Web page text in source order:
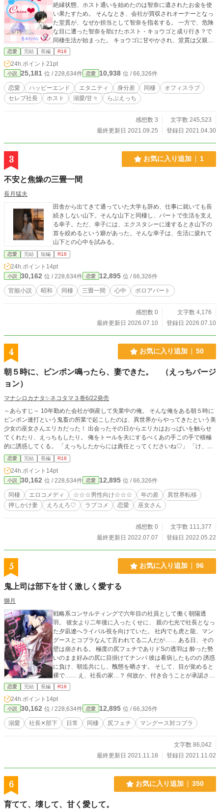
絶縁状態、ホスト通いを始めたのは智奈に遺されたお金を使
い果たすため。 そんなとき、会社が買収されオーナーとなっ
た堂貫が、なぜか担当として智奈を指名する。 一方で、危険
な目に遭った智奈を助けたホスト・キョウゴと成り行き？で
同棲生活が始まった。 キョウゴに甘やかされ、堂貫は父親の
ことで何かと世話を焼き、智奈の傷心も癒やされていく。 た
だ、”二人”と出会ったのは偶然ではなく… key：現代恋愛、裏
社会、身分差、秘密、三角関係、溺愛、甘め、らぶえっち、
オフィスラブ、スパダリ Illustration：錦木さま
恋愛 完結 長編 R18
24h.ポイント 21pt
小説 25,181 位 / 228,634件 恋愛 10,938 位 / 66,326件
恋愛 ハッピーエンド エタニティ 身分差 同棲
オフィスラブ
セレブ社長
ホスト 溺愛/甘々 らぶえっち
感想数 3
文字数 245,523
最終更新日 2021.09.25
登録日 2021.04.30
3 お気に入り追加 1
不安と焦燥の三畳一間
長月猛夫
田舎から出てきて通っていた大学も辞め、仕事に就いても長
続きしない山下。そんな山下と同棲し、パートで生活を支え
る幸子。ただ、幸子には、エクスタシーに達するとき山下の
首を絞めるという癖があった。そんな幸子は、生活に疲れて
山下との心中を試みる。
恋愛 完結 短編 R18
24h.ポイント 14pt
小説 30,162 位 / 228,634件 恋愛 12,895 位 / 66,326件
官能小説 昭和 同棲 三畳一間 心中 ボロアパート
感想数 0
文字数 4,176
最終更新日 2026.07.10
登録日 2026.07.10
4 お気に入り追加 50
朝５時に、ピンポン鳴ったら、妻できた。 （えっちバージ
ョン）
マナシロカナタ✨ネコタマ３巻6/22発売
～あらすじ～ 10年勤めた会社が倒産して失業中の俺。 そんな俺をある朝５時に
ピンポン連打という鬼畜の所業で起こしたのは、異世界からやってきたという美
少女の巫女さんエリカだった！ 出会ったその日からエリカはおっぱいを触らせ
てくれたり、えっちもしたり。 俺をトールを夫にするべくあの手この手で積極
的に誘惑してくる。 「えっちしたからには責任とってくださいね♡」 「け、結
婚はちょっと待って欲しい。今はその、無職でお金がないので、とりあえず同棲
するってことで……」 朝５時にピンポンしてきた異世界押しかけ妻エリカとの
えっちな同棲生活は、こうして始まった。 かと思ったら。 次の日の朝５時、今
度は金髪猫耳メイドさんがピンポンしてきた。 寝ぼけていた俺は、玄関先でも
つれ合って倒れ込んでおっぱいをふよん♪してしまった。
恋愛 完結 長編 R18
24h.ポイント 14pt
小説 30,162 位 / 228,634件 恋愛 12,895 位 / 66,326件
同棲 エロコメディ ☆☆☆男性向け☆☆☆ 年の差
異世界転移
押しかけ妻
えろえろ♡ ラブコメ 恋愛 巫女さん
感想数 0
文字数 111,377
最終更新日 2022.07.07
登録日 2022.05.22
5 お気に入り追加 96
鬼上司は部下を甘く激しく愛する
獅月
戦略系コンサルティングで六年目の社員として働く朝陽透
羽。 彼女より二年後に入ったくせに、 親の七光で社長となっ
た夕凪遼へライバル視を向けていた。 社内でも虎と龍、マン
グースとコブラなんて言われてる二人だが…… ある日、その
壁は崩される。 極度の尻フェチでありドSの透羽は 酔った勢
いのまま好みの尻に目掛けてナンパ 彼は看病したものの 誘惑
に負け、朝迄共にし、醜態を晒さす。 そして、目が覚めると
裸で…… え、社長の家…？ 何故か、付き合うことが承認され
たようです マングース 朝陽 透羽(24歳/165cm) 六年勤めてい
る実績共に優秀な幹部の一人 夕凪社長に威嚇してるが効果ゼ
ロ 自身にストイックであり相手にも求める コブラ 夕凪 遼(35
歳/188cm/体脂肪7%) 二年前に父親と交代で社長となった 社
員からは鬼社長、目で熊が殺せると言われてる程、恐れられ
ている 影で努力してる、天才 とある秘密を持つ 表紙は朔羽
恋愛 完結 長編 R18
24h.ポイント 14pt
小説 30,162 位 / 228,634件 恋愛 12,895 位 / 66,326件
溺愛 社長✕部下 日常 同棲 尻フェチ マングース対コブラ
文字数 86,042
最終更新日 2021.11.18
登録日 2021.11.02
6 お気に入り追加 350
育てて、壊して、甘く愛して。